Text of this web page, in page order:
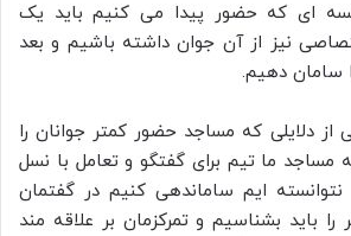
ای که حضور پیدا می کنیم باید یک
نیز از آن جوان داشته باشیم و بعد
سامان دهیم.
از دلایلی که مساجد حضور کمتر جوانان را
ما تیم برای گفتگو و تعامل با نسل
ایم ساماندهی کنیم در گفتمان
را باید بشناسیم و تمرکزمان بر علاقه مند